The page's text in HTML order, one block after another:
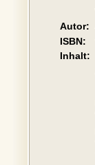
Autor:
ISBN:
Inhalt: